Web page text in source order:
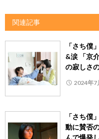
関連記事
「さち僕
&涙 「京
の寂しさ
2024年7
「さち僕
動に賛否